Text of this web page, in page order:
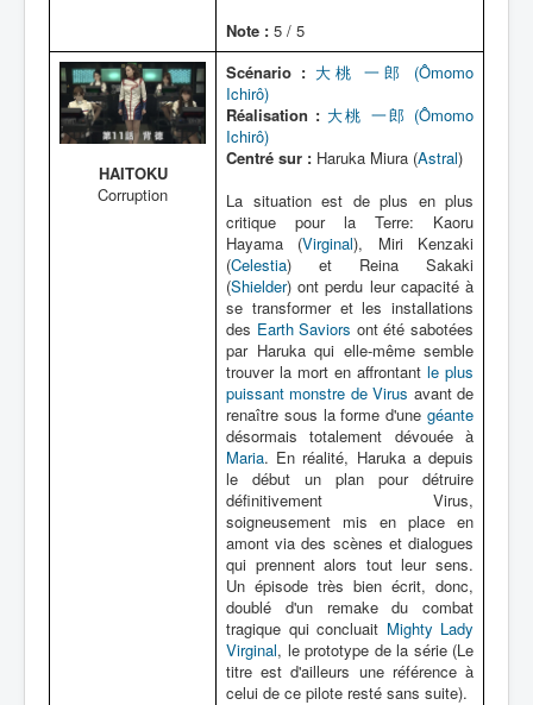
Note : 5 / 5
HAITOKU
Corruption
Scénario : 大桃 一郎 (Ômomo
Ichirô)
Réalisation : 大桃 一郎 (Ômomo
Ichirô)
Centré sur : Haruka Miura (Astral)
La situation est de plus en plus
critique pour la Terre: Kaoru
Hayama (Virginal), Miri Kenzaki
(Celestia) et Reina Sakaki
(Shielder) ont perdu leur capacité à
se transformer et les installations
des Earth Saviors ont été sabotées
par Haruka qui elle-même semble
trouver la mort en affrontant le plus
puissant monstre de Virus avant de
renaître sous la forme d'une géante
désormais totalement dévouée à
Maria. En réalité, Haruka a depuis
le début un plan pour détruire
définitivement Virus,
soigneusement mis en place en
amont via des scènes et dialogues
qui prennent alors tout leur sens.
Un épisode très bien écrit, donc,
doublé d'un remake du combat
tragique qui concluait Mighty Lady
Virginal, le prototype de la série (Le
titre est d'ailleurs une référence à
celui de ce pilote resté sans suite).